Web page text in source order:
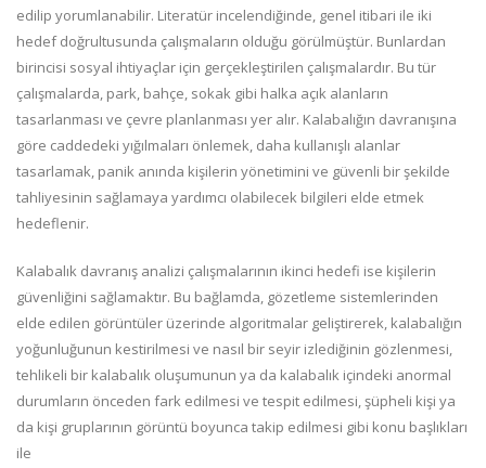
edilip yorumlanabilir. Literatür incelendiğinde, genel itibari ile iki
hedef doğrultusunda çalışmaların olduğu görülmüştür. Bunlardan
birincisi sosyal ihtiyaçlar için gerçekleştirilen çalışmalardır. Bu tür
çalışmalarda, park, bahçe, sokak gibi halka açık alanların
tasarlanması ve çevre planlanması yer alır. Kalabalığın davranışına
göre caddedeki yığılmaları önlemek, daha kullanışlı alanlar
tasarlamak, panik anında kişilerin yönetimini ve güvenli bir şekilde
tahliyesinin sağlamaya yardımcı olabilecek bilgileri elde etmek
hedeflenir.
Kalabalık davranış analizi çalışmalarının ikinci hedefi ise kişilerin
güvenliğini sağlamaktır. Bu bağlamda, gözetleme sistemlerinden
elde edilen görüntüler üzerinde algoritmalar geliştirerek, kalabalığın
yoğunluğunun kestirilmesi ve nasıl bir seyir izlediğinin gözlenmesi,
tehlikeli bir kalabalık oluşumunun ya da kalabalık içindeki anormal
durumların önceden fark edilmesi ve tespit edilmesi, şüpheli kişi ya
da kişi gruplarının görüntü boyunca takip edilmesi gibi konu başlıkları
ile